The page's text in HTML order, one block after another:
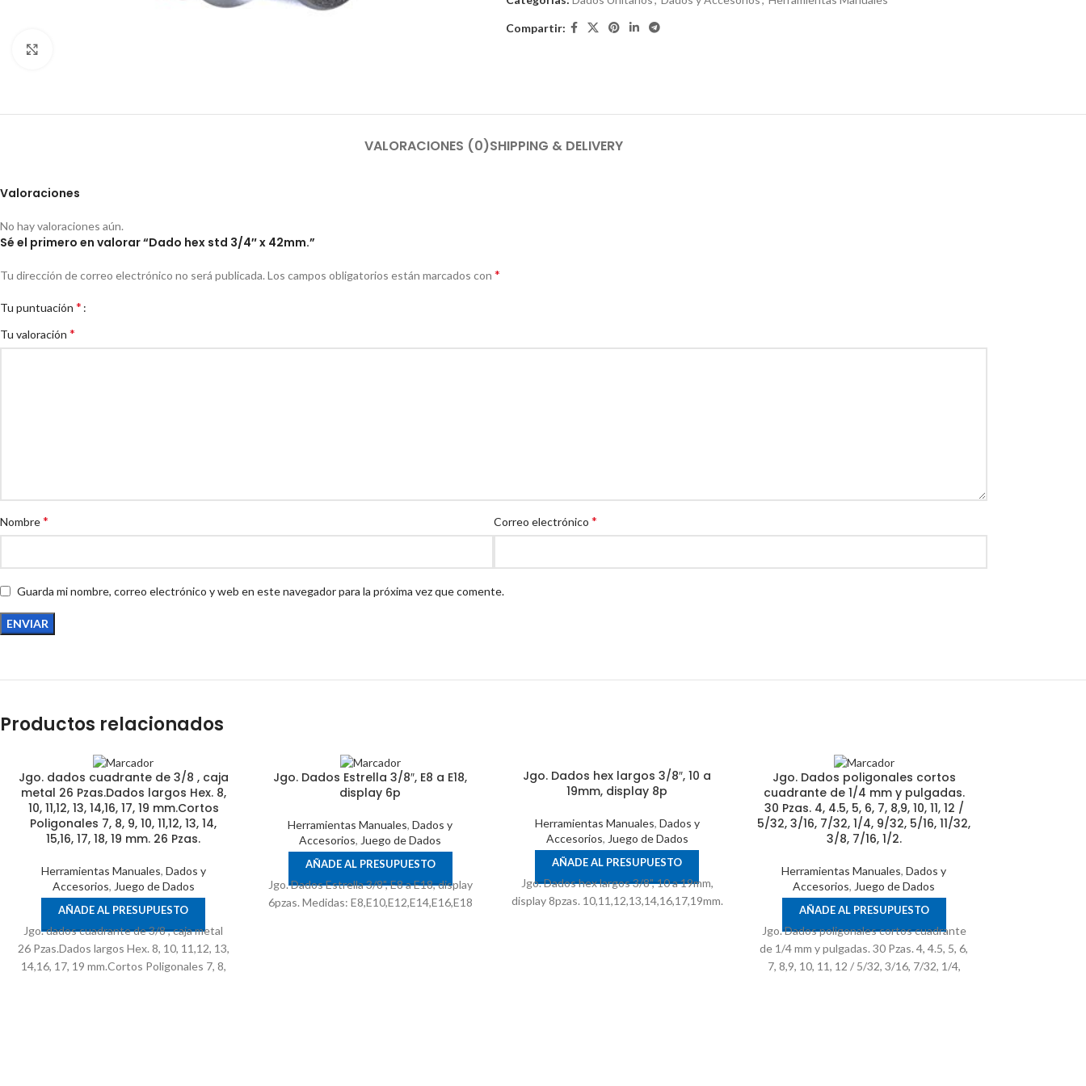
Compartir:
VALORACIONES (0)SHIPPING & DELIVERY
Valoraciones
No hay valoraciones aún.
Sé el primero en valorar “Dado hex std 3/4″ x 42mm.”
Tu dirección de correo electrónico no será publicada. Los campos obligatorios están marcados con *
Tu puntuación *
Tu valoración *
Nombre* Correo electrónico *
Guarda mi nombre, correo electrónico y web en este navegador para la próxima vez que comente.
Productos relacionados
Jgo. dados cuadrante de 3/8 , caja
metal 26 Pzas.Dados largos Hex. 8,
10, 11,12, 13, 14,16, 17, 19 mm.Cortos
Poligonales 7, 8, 9, 10, 11,12, 13, 14,
15,16, 17, 18, 19 mm. 26 Pzas.
Herramientas Manuales, Dados y
Accesorios, Juego de Dados
AÑADE AL PRESUPUESTO
Jgo. dados cuadrante de 3/8 , caja metal
26 Pzas.Dados largos Hex. 8, 10, 11,12, 13,
14,16, 17, 19 mm.Cortos Poligonales 7, 8,
Jgo. Dados Estrella 3/8″, E8 a E18,
display 6p
Herramientas Manuales,Dados y
Accesorios, Juego de Dados
AÑADE AL PRESUPUESTO
Jgo. Dados Estrella 3/8", E8 a E18, display
6pzas. Medidas: E8,E10,E12,E14,E16,E18
Jgo. Dados hex largos 3/8″, 10 a
19mm, display 8p
Herramientas Manuales, Dados y
Accesorios, Juego de Dados
AÑADE AL PRESUPUESTO
Jgo. Dados hex largos 3/8", 10 a 19mm,
display 8pzas. 10,11,12,13,14,16,17,19mm.
Jgo. Dados poligonales cortos
cuadrante de 1/4 mm y pulgadas.
30 Pzas. 4, 4.5, 5, 6, 7, 8,9, 10, 11, 12 /
5/32, 3/16, 7/32, 1/4, 9/32, 5/16, 11/32,
3/8, 7/16, 1/2.
Herramientas Manuales,Dados y
Accesorios, Juego de Dados
AÑADE AL PRESUPUESTO
Jgo. Dados poligonales cortos cuadrante
de 1/4 mm y pulgadas. 30 Pzas. 4, 4.5, 5, 6,
7, 8,9, 10, 11, 12 / 5/32, 3/16, 7/32, 1/4,